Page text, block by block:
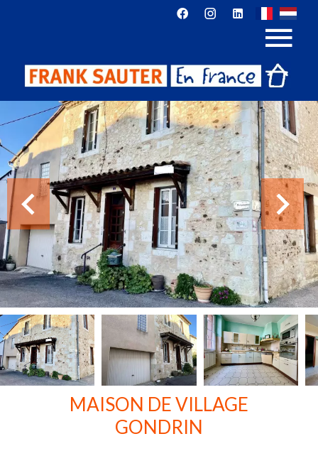
MAISON DE VILLAGE
GONDRIN